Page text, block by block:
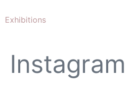
Exhibitions
Instagram